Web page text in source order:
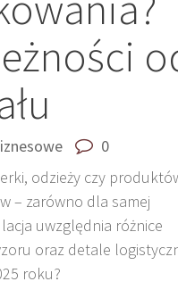
0
odzieży czy
– zarówno dla samej
uwzględnia różnice
oraz detale
roku?